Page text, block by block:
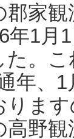
郡家
年1月
。
年、
りま
高野